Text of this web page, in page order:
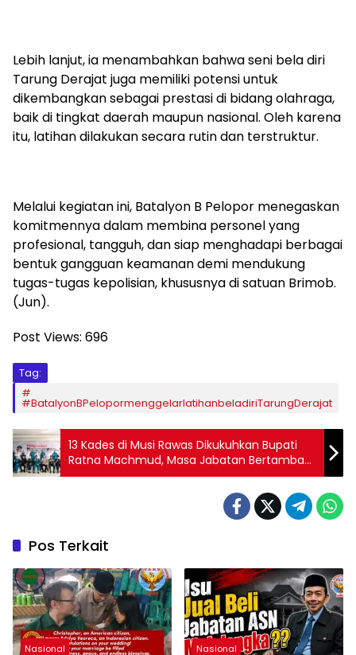
Lebih lanjut, ia menambahkan bahwa seni bela diri
Tarung Derajat juga memiliki potensi untuk
dikembangkan sebagai prestasi di bidang olahraga,
baik di tingkat daerah maupun nasional. Oleh karena
itu, latihan dilakukan secara rutin dan terstruktur.
Melalui kegiatan ini, Batalyon B Pelopor menegaskan
komitmennya dalam membina personel yang
profesional, tangguh, dan siap menghadapi berbagai
bentuk gangguan keamanan demi mendukung
tugas-tugas kepolisian, khususnya di satuan Brimob.
(Jun).
Post Views: 696
Tag:
#BatalyonBPelopormenggelarlatihanbeladiriTarungDerajat
13 Kades di Musi Rawas Dikukuhkan Bupati
Ratna Machmud, Masa Jabatan Bertambah
Menjadi 8 Tahun
Pos Terkait
Nasional Nasional